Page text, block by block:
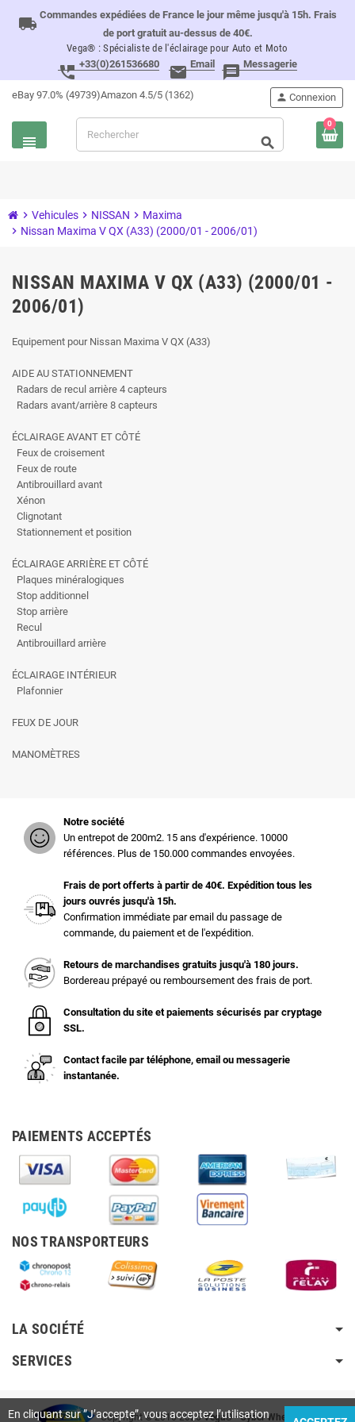
local_shipping Commandes expédiées de France le jour même jusqu'à 15h. Frais
de port gratuit au-dessus de 40€.
Vega® : Spécialiste de l'éclairage pour Auto et Moto
perm_phone_msg +33(0)261536680 email Email message Messagerie
eBay 97.0% (49739)Amazon 4.5/5 (1362)
view_headline
person Connexion
search
0
chevron_right Vehicules chevron_right NISSAN chevron_right Maxima
chevron_right Nissan Maxima V QX (A33) (2000/01 - 2006/01)
NISSAN MAXIMA V QX (A33) (2000/01 -
2006/01)
Equipement pour Nissan Maxima V QX (A33)
AIDE AU STATIONNEMENT
Radars de recul arrière 4 capteurs
Radars avant/arrière 8 capteurs
ÉCLAIRAGE AVANT ET CÔTÉ
Feux de croisement
Feux de route
Antibrouillard avant
Xénon
Clignotant
Stationnement et position
ÉCLAIRAGE ARRIÈRE ET CÔTÉ
Plaques minéralogiques
Stop additionnel
Stop arrière
Recul
Antibrouillard arrière
ÉCLAIRAGE INTÉRIEUR
Plafonnier
FEUX DE JOUR
MANOMÈTRES
Notre société
Un entrepot de 200m2. 15 ans d'expérience. 10000
références. Plus de 150.000 commandes envoyées.
Frais de port offerts à partir de 40€. Expédition tous les
jours ouvrés jusqu'à 15h.
Confirmation immédiate par email du passage de
commande, du paiement et de l'expédition.
Retours de marchandises gratuits jusqu'à 180 jours.
Bordereau prépayé ou remboursement des frais de port.
Consultation du site et paiements sécurisés par cryptage
SSL.
Contact facile par téléphone, email ou messagerie
instantanée.
PAIEMENTS ACCEPTÉS
NOS TRANSPORTEURS
LA SOCIÉTÉ
SERVICES
Copyright © 2010-2026Vega®•Cyber Wheely SARL
En cliquant sur ”J’accepte”, vous acceptez l’utilisation